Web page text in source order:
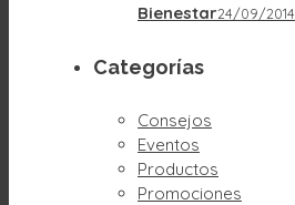
Bienestar24/09/2014
Categorías
Consejos
Eventos
Productos
Promociones